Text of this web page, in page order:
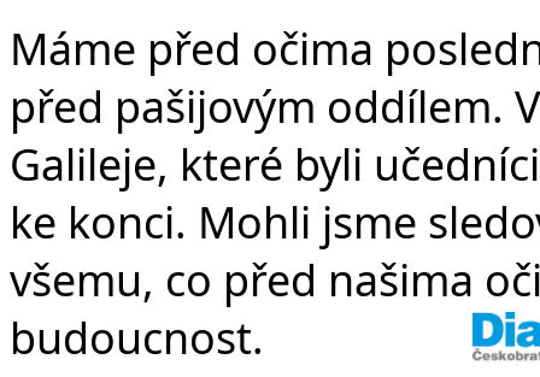
Máme před očima
před pašijovým oddílem.
Galileje, které byli
ke konci. Mohli jsme
všemu, co před našima
budoucnost.